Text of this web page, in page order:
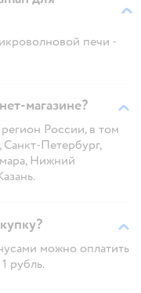
печи -
магазине?
России, в том
Петербург,
Нижний
можно оплатить
рубль.